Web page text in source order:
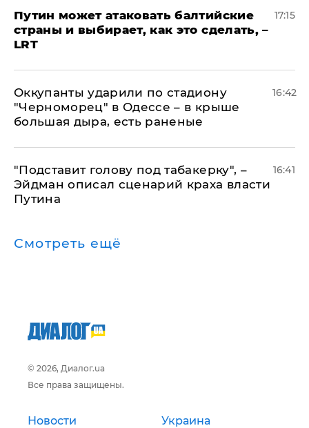
Путин может атаковать балтийские
страны и выбирает, как это сделать, –
LRT
17:15
Оккупанты ударили по стадиону
"Черноморец" в Одессе – в крыше
большая дыра, есть раненые
16:42
​"Подставит голову под табакерку", –
Эйдман описал сценарий краха власти
Путина
16:41
Смотреть ещё
© 2026, Диалог.ua
Все права защищены.
Новости Украина